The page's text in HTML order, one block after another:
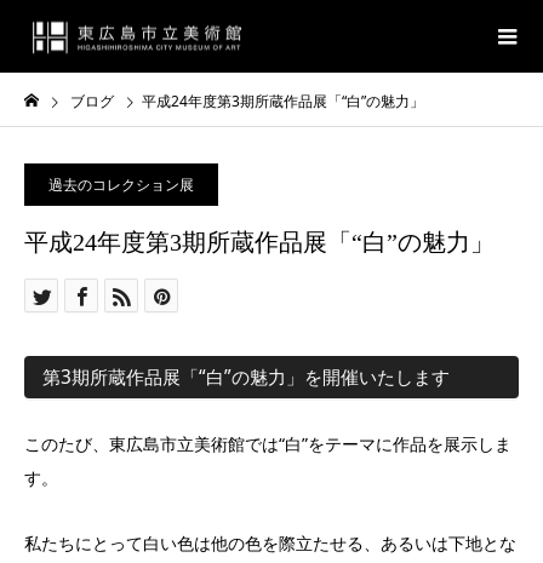
ブログ 平成24年度第3期所蔵作品展「“白”の魅力」
過去のコレクション展
平成24年度第3期所蔵作品展「“白”の魅力」
第3期所蔵作品展「“白”の魅力」を開催いたします
このたび、東広島市立美術館では“白”をテーマに作品を展示しま
す。
私たちにとって白い色は他の色を際立たせる、あるいは下地とな